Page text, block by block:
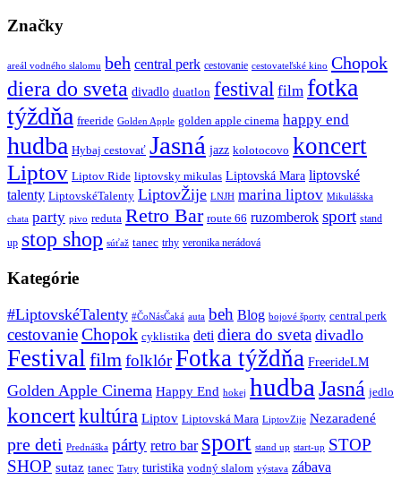
Značky
areál vodného slalomu beh central perk cestovanie cestovateľské kino Chopok
diera do sveta divadlo duatlon festival film fotka
týždňa freeride Golden Apple golden apple cinema happy end
hudba Hybaj cestovať Jasná jazz kolotocovo koncert
Liptov Liptov Ride liptovsky mikulas Liptovská Mara liptovské
talenty LiptovskéTalenty LiptovŽije LNJH marina liptov Mikulášska
chata party pivo reduta Retro Bar route 66 ruzomberok sport stand
up stop shop súťaž tanec trhy veronika nerádová
Kategórie
#LiptovskéTalenty #ČoNásČaká auta beh Blog bojové športy central perk
cestovanieChopok cyklistika deti diera do sveta divadlo
Festival filmfolklórFotka týždňa FreerideLM
Golden Apple Cinema Happy End hokej hudba Jasná jedlo
koncertkultúra Liptov Liptovská Mara LiptovZije Nezaradené
pre deti Prednáška párty retro bar sport stand up start-up STOP
SHOP sutaz tanec Tatry turistika vodný slalom výstava zábava